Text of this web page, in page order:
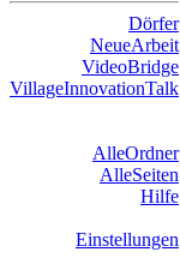
Dörfer
NeueArbeit
VideoBridge
VillageInnovationTalk
AlleOrdner
AlleSeiten
Hilfe
Einstellungen